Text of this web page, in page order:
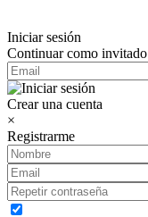
Iniciar sesión
Continuar como invitado
Crear una cuenta
×
Registrarme